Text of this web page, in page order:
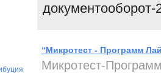
документооборот-
“Микротест - Программ
Микротест-